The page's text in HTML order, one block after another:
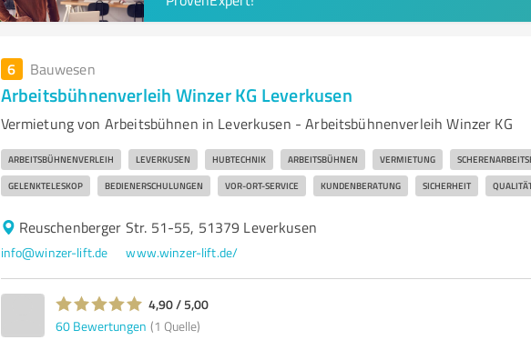
6 Bauwesen
Arbeitsbühnenverleih Winzer KG Leverkusen
Vermietung von Arbeitsbühnen in Leverkusen - Arbeitsbühnenverleih Winzer KG
ARBEITSBÜHNENVERLEIH LEVERKUSEN HUBTECHNIK ARBEITSBÜHNEN VERMIETUNG
GELENKTELESKOP BEDIENERSCHULUNGEN VOR-ORT-SERVICE KUNDENBERATUNG SICHERHEIT
Reuschenberger Str. 51-55, 51379 Leverkusen
info@winzer-lift.de www.winzer-lift.de/
4,90 / 5,00
60 Bewertungen (1 Quelle)